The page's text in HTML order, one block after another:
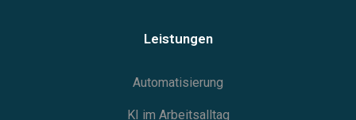
Leistungen
Automatisierung
KI im Arbeitsalltag